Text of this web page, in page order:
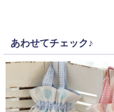
あわせてチェック♪